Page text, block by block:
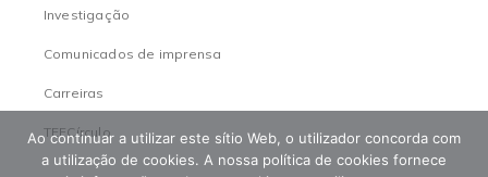
Investigação
Comunicados de imprensa
Carreiras
TEFCírculo
Ao continuar a utilizar este sítio Web, o utilizador concorda com
a utilização de cookies. A nossa política de cookies fornece